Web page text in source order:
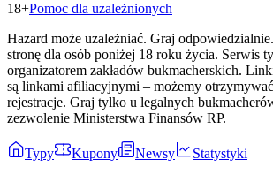
18+Pomoc dla uzależnionych
Hazard może uzależniać. Graj
stronę dla osób poniżej 18 roku życia. Serwis
organizatorem zakładów bukmacherskich.
są linkami afiliacyjnymi – możemy
rejestracje. Graj tylko u legalnych
zezwolenie Ministerstwa Finansów RP.
Typy Kupony Newsy Statystyki